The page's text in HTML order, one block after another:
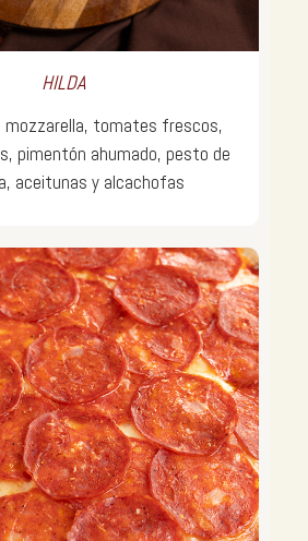
HILDA
mozzarella, tomates frescos,
pimentón ahumado, pesto de
aceitunas y alcachofas